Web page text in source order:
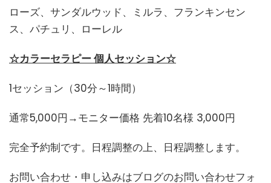
ローズ、サンダルウッド、ミルラ、フランキンセン
ス、パチュリ、ローレル
☆カラーセラピー 個人セッション☆
1セッション（30分～1時間）
通常5,000円→モニター価格 先着10名様 3,000円
完全予約制です。日程調整の上、日程調整します。
お問い合わせ・申し込みはブログのお問い合わせフォ